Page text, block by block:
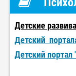
Детские
Детский
Детский